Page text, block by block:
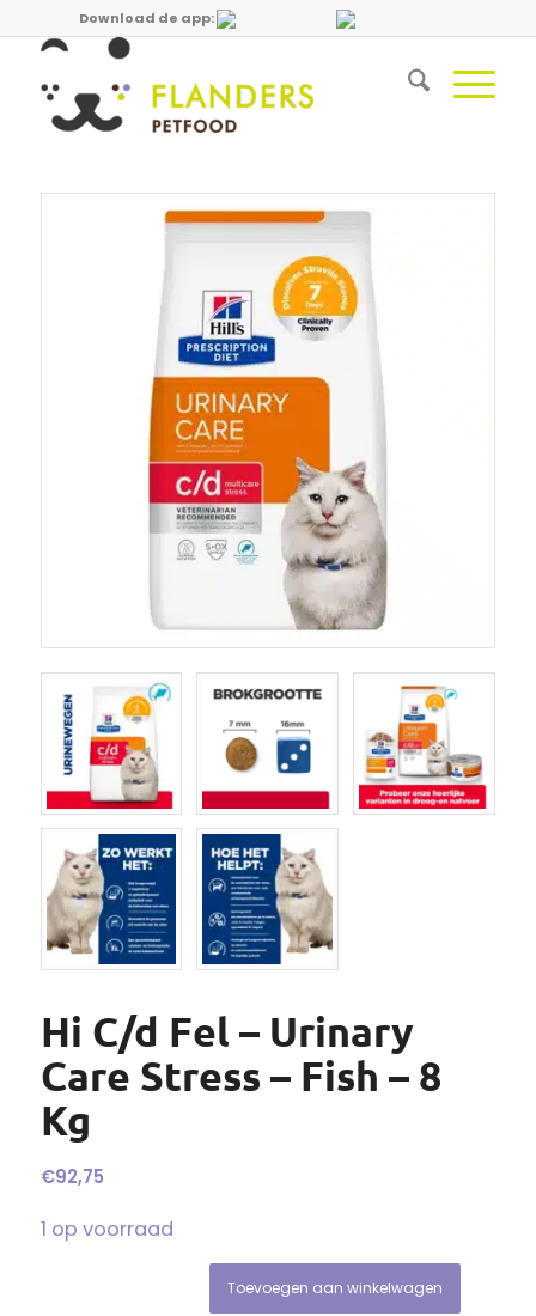
Download de app:
Hi C/d Fel – Urinary
Care Stress – Fish – 8
Kg
€92,75
1 op voorraad
Toevoegen aan winkelwagen